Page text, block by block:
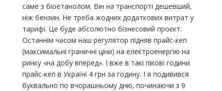
саме з біоетанолом. Він на транспорті дешевший,
ніж бензин. Не треба жодних додаткових витрат у
тарифі. Це буде абсолютно бізнесовий проєкт.
Останнім часом наш регулятор підняв прайс-кеп
(максимальні граничні ціни) на електроенергію на
ринку «на добу вперед». І вже в такі пікові години
прайс-кеп в Україні 4 грн за годину. І я подивився
буквально по вчорашньому дню, починаючи з 9